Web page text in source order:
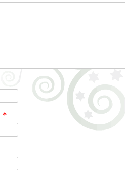
*